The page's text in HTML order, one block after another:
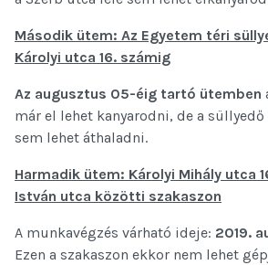
Második ütem: Az Egyetem téri
Károlyi utca 16. számig
Az augusztus 05-éig tartó ütemben
már el lehet kanyarodni, de a
sem lehet áthaladni.
Harmadik ütem: Károlyi Mihály utca
István utca közötti szakaszon
A munkavégzés várható ideje: 2019.
Ezen a szakaszon ekkor nem lehet